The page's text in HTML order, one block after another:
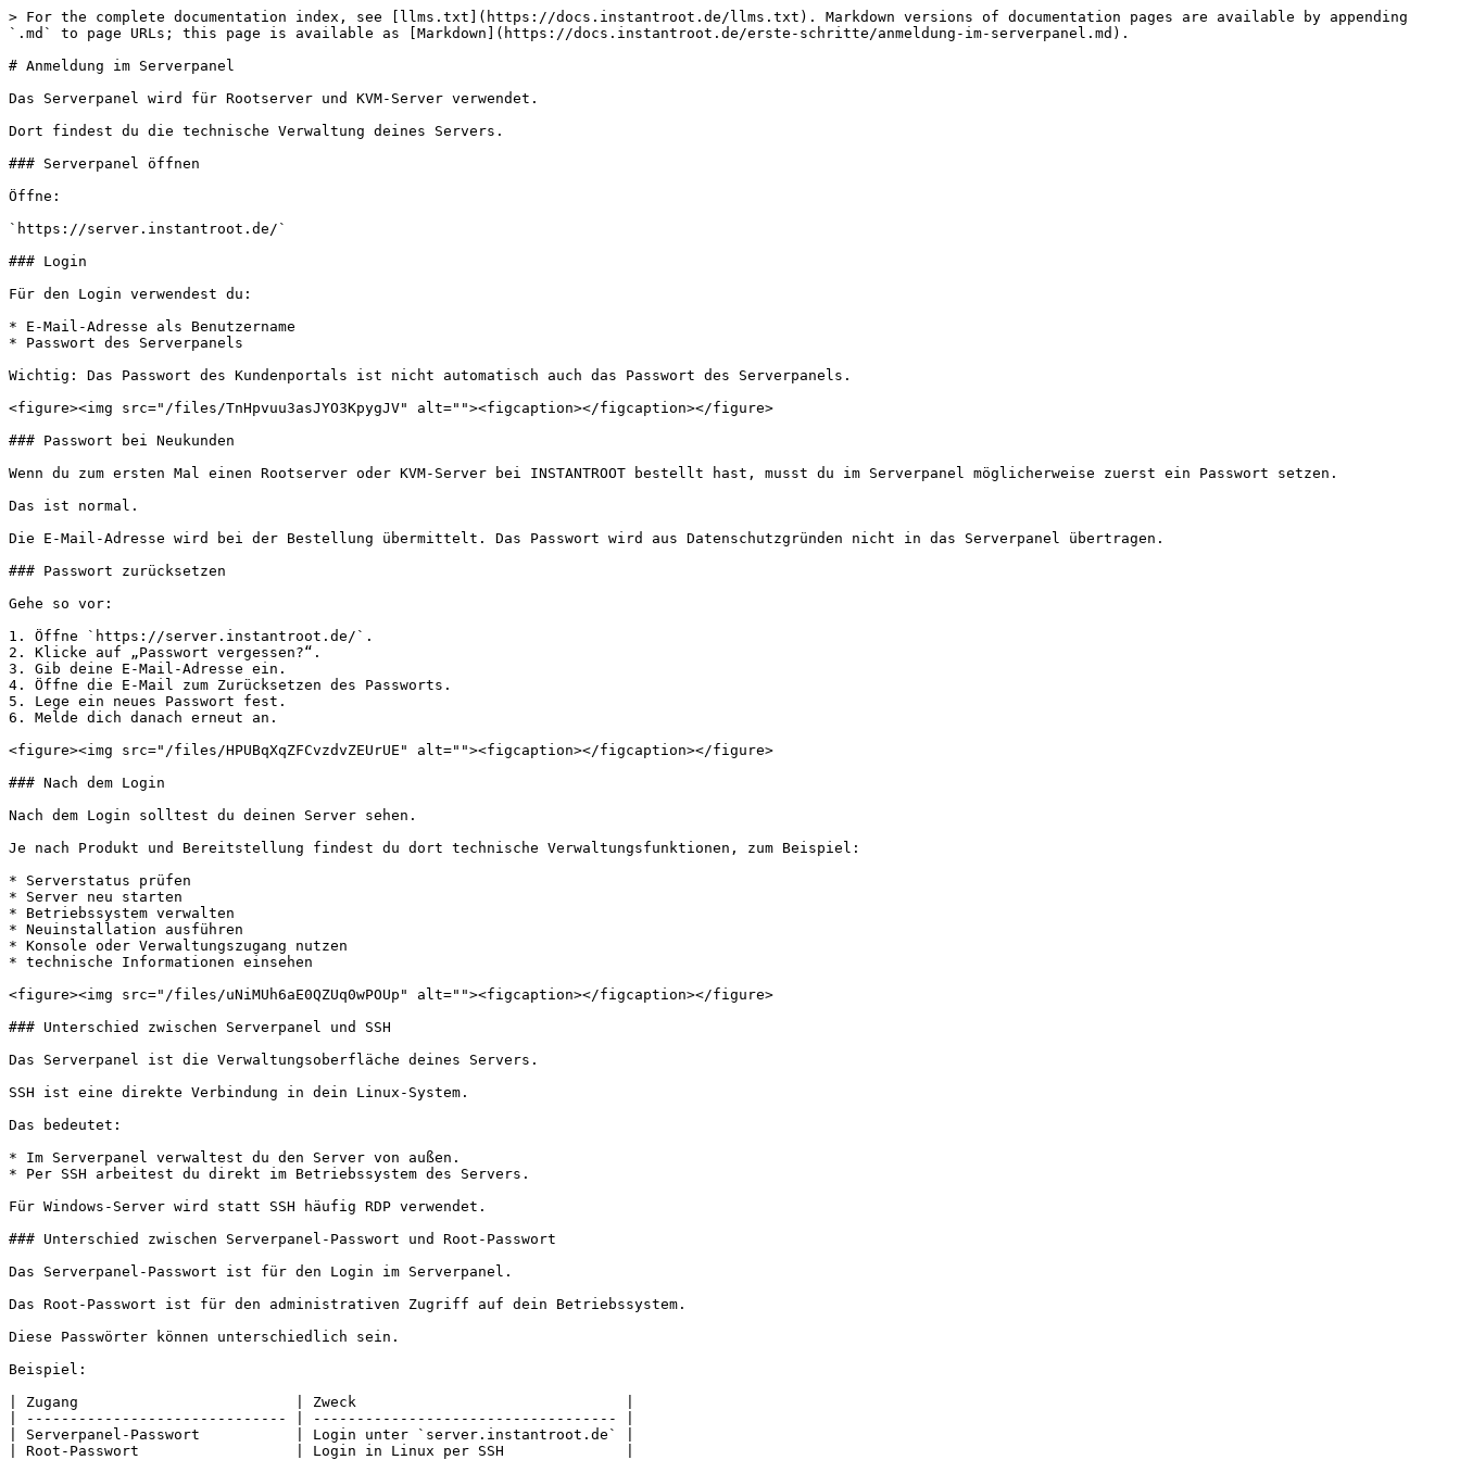
> For the complete documentation index, see [llms.txt](https://docs.instantroot.de/llms.txt). Markdown versions of documentation pages are available by appending
`.md` to page URLs; this page is available as [Markdown](https://docs.instantroot.de/erste-schritte/anmeldung-im-serverpanel.md).
# Anmeldung im Serverpanel
Das Serverpanel wird für Rootserver und KVM-Server verwendet.
Dort findest du die technische Verwaltung deines Servers.
### Serverpanel öffnen
Öffne:
`https://server.instantroot.de/`
### Login
Für den Login verwendest du:
* E-Mail-Adresse als Benutzername
* Passwort des Serverpanels
Wichtig: Das Passwort des Kundenportals ist nicht automatisch auch das Passwort des Serverpanels.
<figure><img src="/files/TnHpvuu3asJYO3KpygJV" alt=""><figcaption></figcaption></figure>
### Passwort bei Neukunden
Wenn du zum ersten Mal einen Rootserver oder KVM-Server bei INSTANTROOT bestellt hast, musst du im Serverpanel möglicherweise zuerst ein Passwort setzen.
Das ist normal.
Die E-Mail-Adresse wird bei der Bestellung übermittelt. Das Passwort wird aus Datenschutzgründen nicht in das Serverpanel übertragen.
### Passwort zurücksetzen
Gehe so vor:
1. Öffne `https://server.instantroot.de/`.
2. Klicke auf „Passwort vergessen?“.
3. Gib deine E-Mail-Adresse ein.
4. Öffne die E-Mail zum Zurücksetzen des Passworts.
5. Lege ein neues Passwort fest.
6. Melde dich danach erneut an.
<figure><img src="/files/HPUBqXqZFCvzdvZEUrUE" alt=""><figcaption></figcaption></figure>
### Nach dem Login
Nach dem Login solltest du deinen Server sehen.
Je nach Produkt und Bereitstellung findest du dort technische Verwaltungsfunktionen, zum Beispiel:
* Serverstatus prüfen
* Server neu starten
* Betriebssystem verwalten
* Neuinstallation ausführen
* Konsole oder Verwaltungszugang nutzen
* technische Informationen einsehen
<figure><img src="/files/uNiMUh6aE0QZUq0wPOUp" alt=""><figcaption></figcaption></figure>
### Unterschied zwischen Serverpanel und SSH
Das Serverpanel ist die Verwaltungsoberfläche deines Servers.
SSH ist eine direkte Verbindung in dein Linux-System.
Das bedeutet:
* Im Serverpanel verwaltest du den Server von außen.
* Per SSH arbeitest du direkt im Betriebssystem des Servers.
Für Windows-Server wird statt SSH häufig RDP verwendet.
### Unterschied zwischen Serverpanel-Passwort und Root-Passwort
Das Serverpanel-Passwort ist für den Login im Serverpanel.
Das Root-Passwort ist für den administrativen Zugriff auf dein Betriebssystem.
Diese Passwörter können unterschiedlich sein.
Beispiel:
| Zugang                         | Zweck                               |
| ------------------------------ | ----------------------------------- |
| Serverpanel-Passwort           | Login unter `server.instantroot.de` |
| Root-Passwort                  | Login in Linux per SSH              |